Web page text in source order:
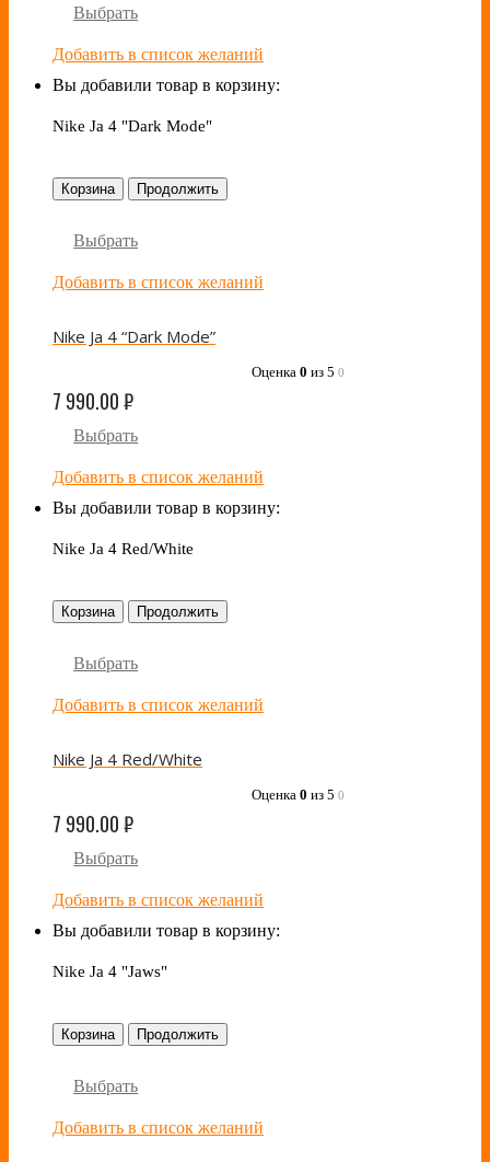
Выбрать
Добавить в список желаний
Вы добавили товар в корзину:
Nike Ja 4 "Dark Mode"
Корзина Продолжить
Выбрать
Добавить в список желаний
Nike Ja 4 “Dark Mode”
Оценка 0 из 5 0
7 990.00₽
Выбрать
Добавить в список желаний
Вы добавили товар в корзину:
Nike Ja 4 Red/White
Корзина Продолжить
Выбрать
Добавить в список желаний
Nike Ja 4 Red/White
Оценка 0 из 5 0
7 990.00₽
Выбрать
Добавить в список желаний
Вы добавили товар в корзину:
Nike Ja 4 "Jaws"
Корзина Продолжить
Выбрать
Добавить в список желаний